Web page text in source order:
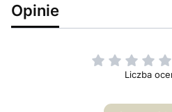
Opinie
Liczba